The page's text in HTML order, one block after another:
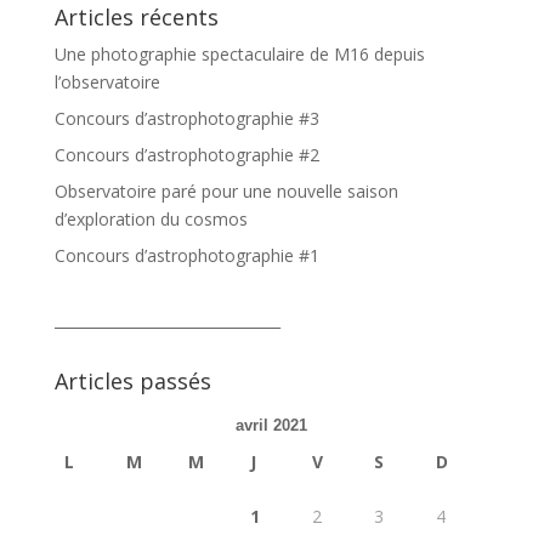
Articles récents
Une photographie spectaculaire de M16 depuis
l’observatoire
Concours d’astrophotographie #3
Concours d’astrophotographie #2
Observatoire paré pour une nouvelle saison
d’exploration du cosmos
Concours d’astrophotographie #1
Articles passés
avril 2021
L M M J V S D
1 2 3 4